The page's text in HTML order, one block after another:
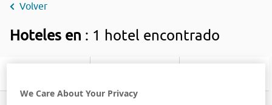
Volver
Hoteles en : 1 hotel encontrado
We Care About Your Privacy